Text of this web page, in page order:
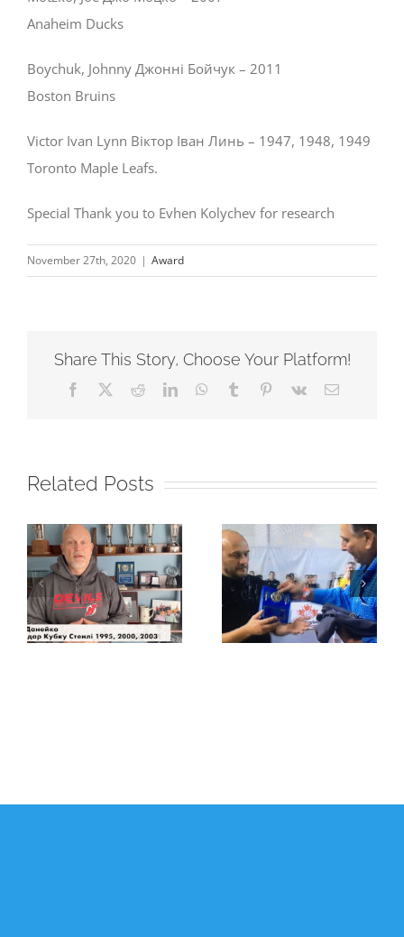
Anaheim Ducks
Boychuk, Johnny Джонні Бойчук – 2011
Boston Bruins
Victor Ivan Lynn Віктор Іван Линь – 1947, 1948, 1949
Toronto Maple Leafs.
Special Thank you to Evhen Kolychev for research
November 27th, 2020 | Award
Share This Story, Choose Your Platform!
Facebook RedditLinkedInWhatsApp
Tumblr Pinterest
Vk Email
Related Posts